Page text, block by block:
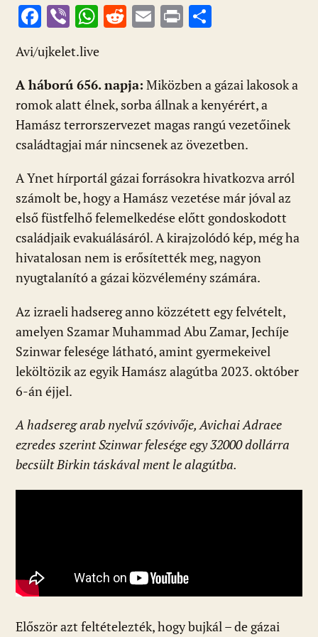
F
ac
e
b
o
o
k
Vi
b
er
W
at
s
A
p
p
R
di
t
E
l
Pr
m
e
g
Avi/ujkelet.live
A háború 656. napja: Miközben a gázai lakosok a
romok alatt élnek, sorba állnak a kenyérért, a
Hamász terrorszervezet magas rangú vezetőinek
családtagjai már nincsenek az övezetben.
A Ynet hírportál gázai forrásokra hivatkozva arról
számolt be, hogy a Hamász vezetése már jóval az
első füstfelhő felemelkedése előtt gondoskodott
családjaik evakuálásáról. A kirajzolódó kép, még ha
hivatalosan nem is erősítették meg, nagyon
nyugtalanító a gázai közvélemény számára.
Az izraeli hadsereg anno közzétett egy felvételt,
amelyen Szamar Muhammad Abu Zamar, Jechíje
Szinwar felesége látható, amint gyermekeivel
leköltözik az egyik Hamász alagútba 2023. október
6-án éjjel.
A hadsereg arab nyelvű szóvivője, Avichai Adraee
ezredes szerint Szinwar felesége egy 32000 dollárra
becsült Birkin táskával ment le alagútba.
Először azt feltételezték, hogy bujkál – de gázai